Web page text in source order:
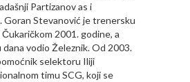
Partizanov as i
Goran Stevanović je trenersku
2001. godine, a
vodio Železnik. Od 2003.
selektoru Iliji
timu SCG, koji se